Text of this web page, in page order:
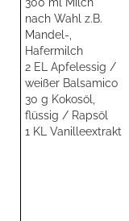
300 ml Milch
nach Wahl z.B.
Mandel-,
Hafermilch
2 EL Apfelessig /
weißer Balsamico
30 g Kokosöl,
flüssig / Rapsöl
1 KL Vanilleextrakt